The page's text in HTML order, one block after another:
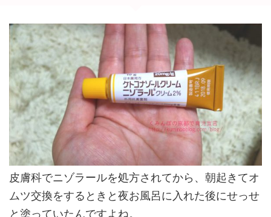
皮膚科でニゾラールを処方されてから、朝起きてオ
ムツ交換をするときと夜お風呂に入れた後にせっせ
と塗っていたんですよね。